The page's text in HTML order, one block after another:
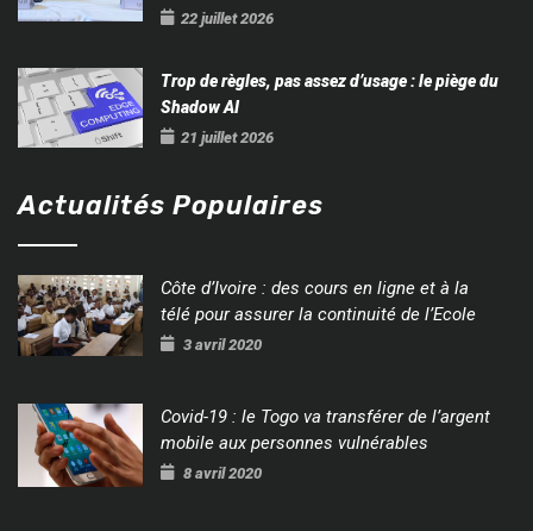
22 juillet 2026
Trop de règles, pas assez d’usage : le piège du
Shadow AI
21 juillet 2026
Actualités Populaires
Côte d’Ivoire : des cours en ligne et à la
télé pour assurer la continuité de l’Ecole
3 avril 2020
Covid-19 : le Togo va transférer de l’argent
mobile aux personnes vulnérables
8 avril 2020